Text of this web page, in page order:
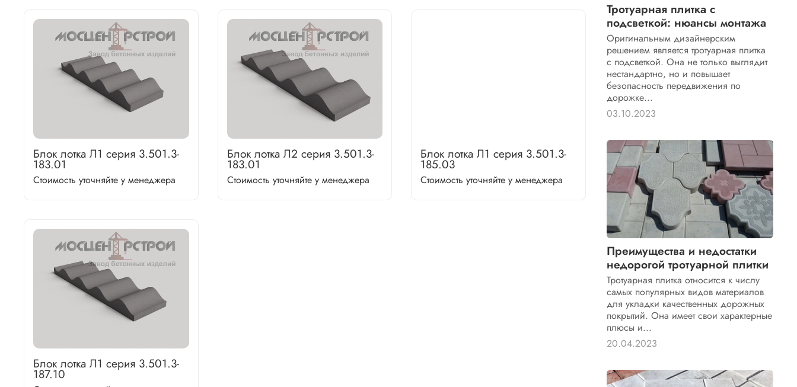
Блок лотка Л1 серия 3.501.3-
183.01
Стоимость уточняйте у менеджера
Блок лотка Л2 серия 3.501.3-
183.01
Стоимость уточняйте у менеджера
Блок лотка Л1 серия 3.501.3-
185.03
Стоимость уточняйте у менеджера
Блок лотка Л1 серия 3.501.3-
187.10
Тротуарная плитка с
подсветкой: нюансы монтажа
Оригинальным дизайнерским
решением является тротуарная плитка
с подсветкой. Она не только выглядит
нестандартно, но и повышает
безопасность передвижения по
дорожке...
03.10.2023
Преимущества и недостатки
недорогой тротуарной плитки
Тротуарная плитка относится к числу
самых популярных видов материалов
для укладки качественных дорожных
покрытий. Она имеет свои характерные
плюсы и...
20.04.2023